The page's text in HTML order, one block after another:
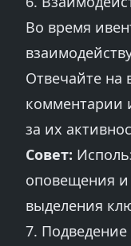
Во время
Отвечайте на
комментарии
за их
Совет:
оповещения и
выделения
7. Подведение